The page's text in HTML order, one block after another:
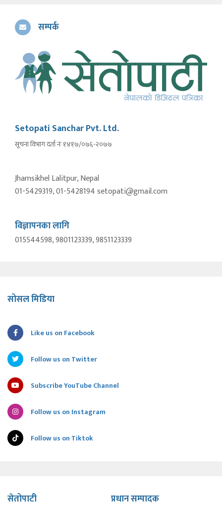
सम्पर्क
Setopati Sanchar Pvt. Ltd.
सूचना विभाग दर्ता नंः १४१७/०७६-२०७७
Jhamsikhel Lalitpur, Nepal
01-5429319, 01-5428194 setopati@gmail.com
विज्ञापनका लागि
015544598, 9801123339, 9851123339
सोसल मिडिया
Like us on Facebook
Follow us on Twitter
Subscribe YouTube Channel
Follow us on Instagram
Follow us on Tiktok
सेतोपाटी प्रधान सम्पादक